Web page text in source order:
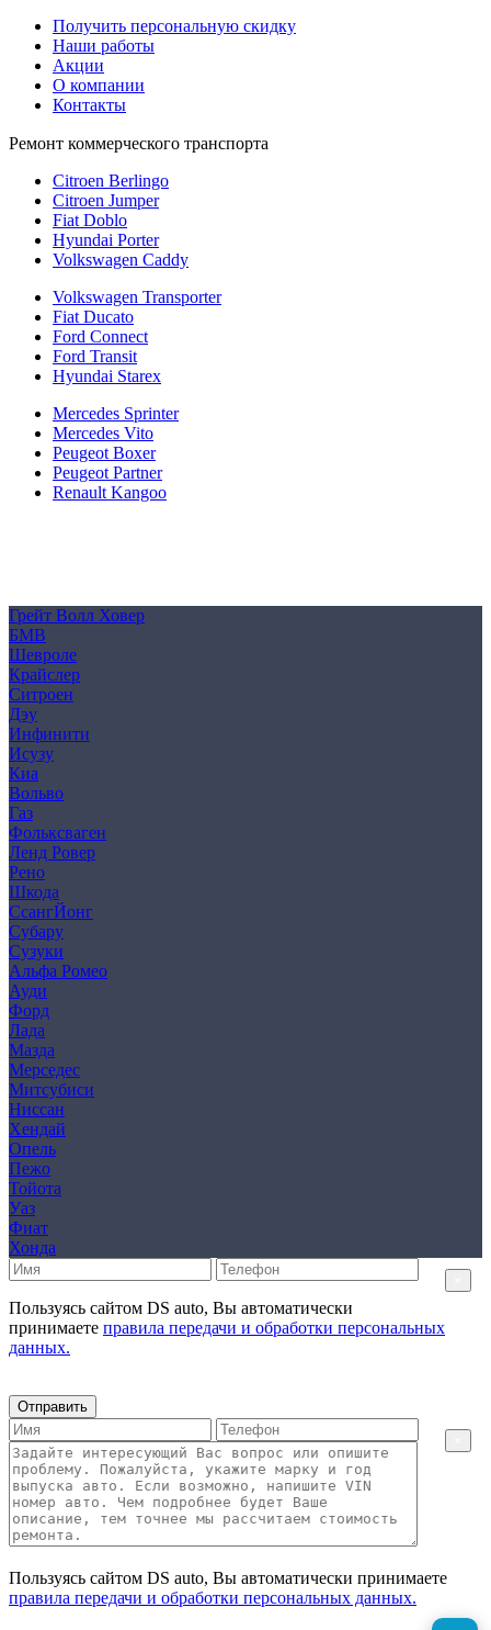
Получить персональную скидку
Наши работы
Акции
О компании
Контакты
Ремонт коммерческого транспорта
Citroen Berlingo
Citroen Jumper
Fiat Doblo
Hyundai Porter
Volkswagen Caddy
Volkswagen Transporter
Fiat Ducato
Ford Connect
Ford Transit
Hyundai Starex
Mercedes Sprinter
Mercedes Vito
Peugeot Boxer
Peugeot Partner
Renault Kangoo
Грейт Волл Ховер
БМВ
Шевроле
Крайслер
Ситроен
Дэу
Инфинити
Исузу
Киа
Вольво
Газ
Фольксваген
Ленд Ровер
Рено
Шкода
СсангЙонг
Субару
Сузуки
Альфа Ромео
Ауди
Форд
Лада
Мазда
Мерседес
Митсубиси
Ниссан
Хендай
Опель
Пежо
Тойота
Уаз
Фиат
Хонда
Пользуясь сайтом DS auto, Вы автоматически
принимаете правила передачи и обработки персональных
данных.
Отправить
Пользуясь сайтом DS auto, Вы автоматически принимаете
правила передачи и обработки персональных данных.